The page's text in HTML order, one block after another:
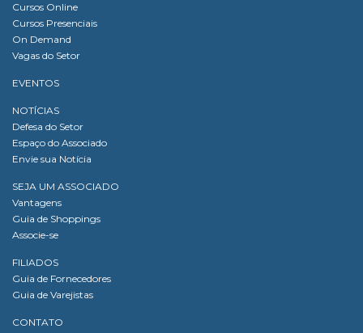
Cursos Online
Cursos Presenciais
On Demand
Vagas do Setor
EVENTOS
NOTÍCIAS
Defesa do Setor
Espaço do Associado
Envie sua Notícia
SEJA UM ASSOCIADO
Vantagens
Guia de Shoppings
Associe-se
FILIADOS
Guia de Fornecedores
Guia de Varejistas
CONTATO